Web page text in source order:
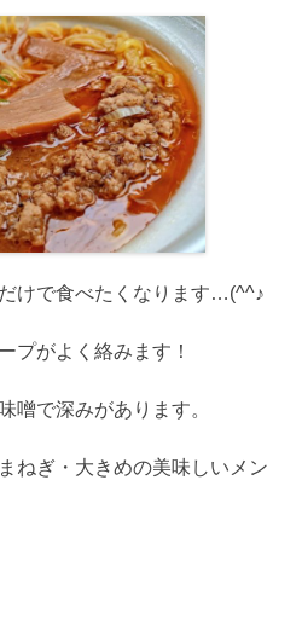
けで食べたくなります…(^^♪
プがよく絡みます！
噌で深みがあります。
ねぎ・大きめの美味しいメン